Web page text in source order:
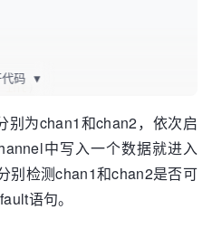
int
码 ▼
别为chan1和chan2，依次启
中写入一个数据就进入
别检测chan1和chan2是否可
语句。